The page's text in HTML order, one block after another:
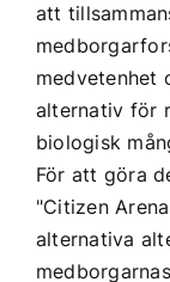
att
medvetenhet
alternativ för
biologisk
För att göra
"Citizen
alternativa